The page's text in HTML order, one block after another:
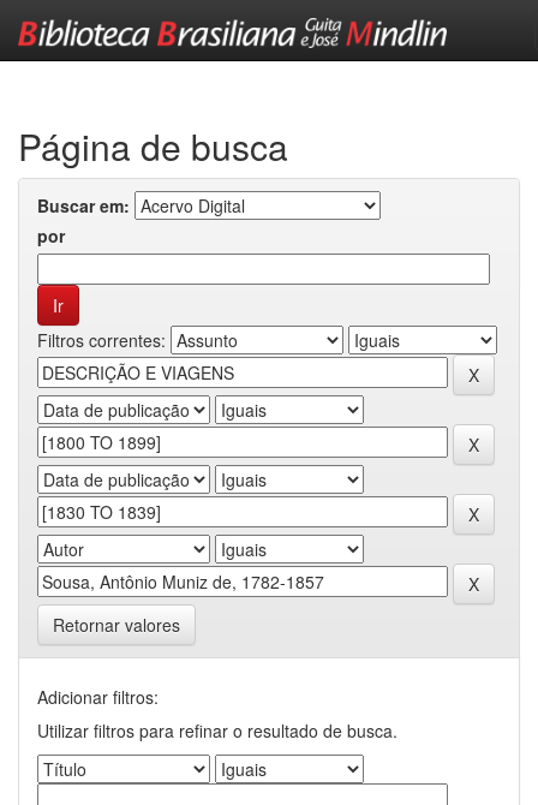
Página de busca
Buscar em:
por
Filtros correntes:
Retornar valores
Adicionar filtros:
Utilizar filtros para refinar o resultado de busca.